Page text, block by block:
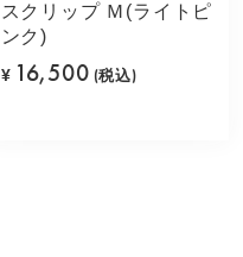
スクリップ Ｍ(ライトピ
ンク)
¥ 16,500 (税込)